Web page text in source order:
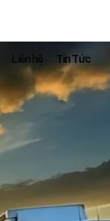
Liên hệ Tin Tức